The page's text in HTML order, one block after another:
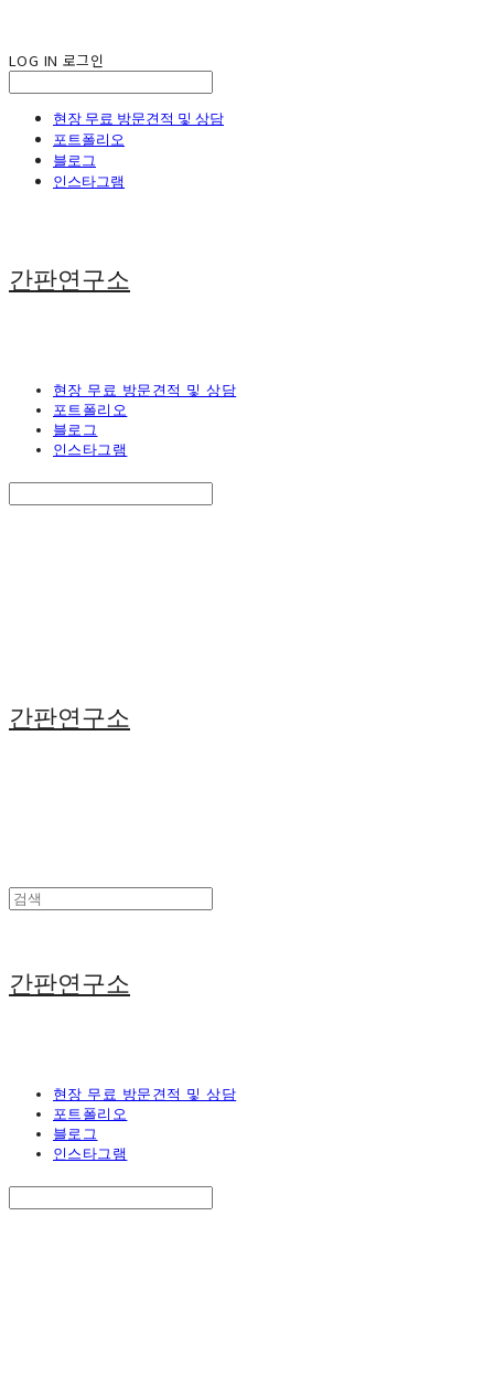
LOG IN 로그인
현장 무료 방문견적 및 상담
포트폴리오
블로그
인스타그램
간판연구소
현장 무료 방문견적 및 상담
포트폴리오
블로그
인스타그램
간판연구소
간판연구소
현장 무료 방문견적 및 상담
포트폴리오
블로그
인스타그램